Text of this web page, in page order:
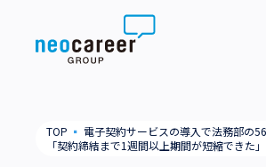
代表メッセージ
事業内容
TOP ▪ 電子契約サービスの導入で法務部の
「契約締結まで1週間以上期間が短縮できた